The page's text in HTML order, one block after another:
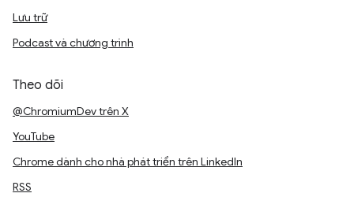
Lưu trữ
Podcast và chương trình
Theo dõi
@ChromiumDev trên X
YouTube
Chrome dành cho nhà phát triển trên LinkedIn
RSS